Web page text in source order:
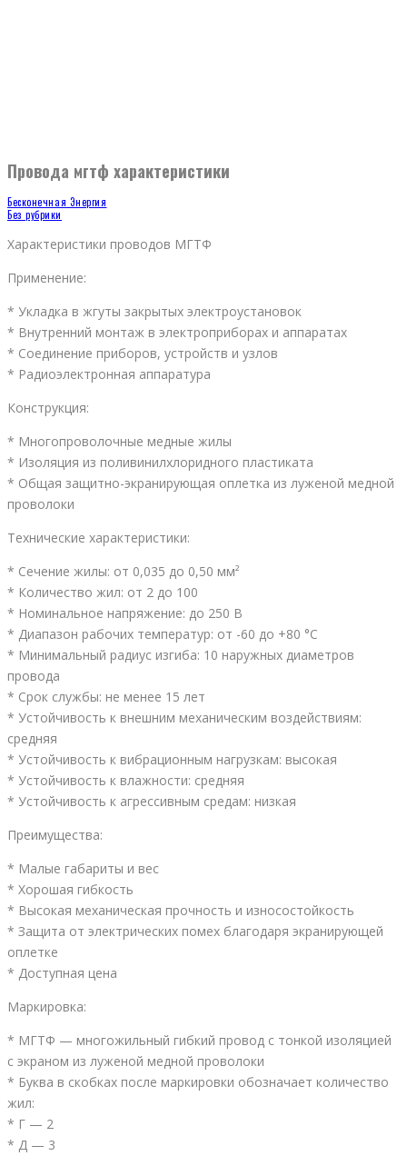
Провода мгтф характеристики
Бесконечная Энергия
Без рубрики
Характеристики проводов МГТФ
Применение:
* Укладка в жгуты закрытых электроустановок
* Внутренний монтаж в электроприборах и аппаратах
* Соединение приборов, устройств и узлов
* Радиоэлектронная аппаратура
Конструкция:
* Многопроволочные медные жилы
* Изоляция из поливинилхлоридного пластиката
* Общая защитно-экранирующая оплетка из луженой медной
проволоки
Технические характеристики:
* Сечение жилы: от 0,035 до 0,50 мм²
* Количество жил: от 2 до 100
* Номинальное напряжение: до 250 В
* Диапазон рабочих температур: от -60 до +80 °C
* Минимальный радиус изгиба: 10 наружных диаметров
провода
* Срок службы: не менее 15 лет
* Устойчивость к внешним механическим воздействиям:
средняя
* Устойчивость к вибрационным нагрузкам: высокая
* Устойчивость к влажности: средняя
* Устойчивость к агрессивным средам: низкая
Преимущества:
* Малые габариты и вес
* Хорошая гибкость
* Высокая механическая прочность и износостойкость
* Защита от электрических помех благодаря экранирующей
оплетке
* Доступная цена
Маркировка:
* МГТФ — многожильный гибкий провод с тонкой изоляцией
с экраном из луженой медной проволоки
* Буква в скобках после маркировки обозначает количество
жил:
* Г — 2
* Д — 3